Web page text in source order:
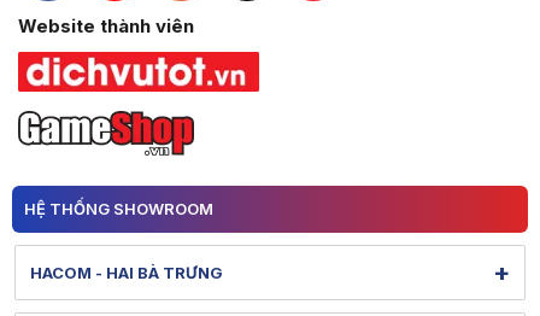
Website thành viên
HỆ THỐNG SHOWROOM
HACOM - HAI BÀ TRƯNG +